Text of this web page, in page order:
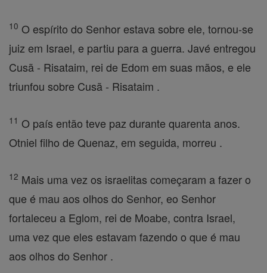
10 O espírito do Senhor estava sobre ele, tornou-se
juiz em Israel, e partiu para a guerra. Javé entregou
Cusã - Risataim, rei de Edom em suas mãos, e ele
triunfou sobre Cusã - Risataim .
11 O país então teve paz durante quarenta anos.
Otniel filho de Quenaz, em seguida, morreu .
12 Mais uma vez os israelitas começaram a fazer o
que é mau aos olhos do Senhor, eo Senhor
fortaleceu a Eglom, rei de Moabe, contra Israel,
uma vez que eles estavam fazendo o que é mau
aos olhos do Senhor .